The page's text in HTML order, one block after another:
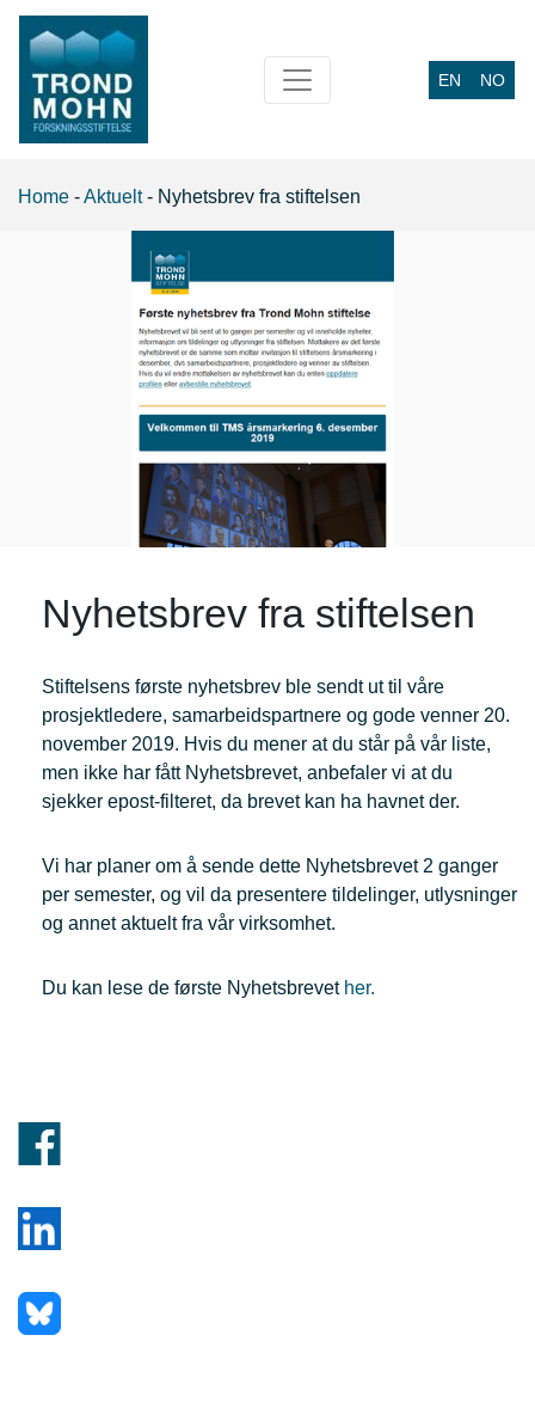
Main Navigation EN NO
Home -Aktuelt- Nyhetsbrev fra stiftelsen
Nyhetsbrev fra stiftelsen
Stiftelsens første nyhetsbrev ble sendt ut til våre
prosjektledere, samarbeidspartnere og gode venner 20.
november 2019. Hvis du mener at du står på vår liste,
men ikke har fått Nyhetsbrevet, anbefaler vi at du
sjekker epost-filteret, da brevet kan ha havnet der.
Vi har planer om å sende dette Nyhetsbrevet 2 ganger
per semester, og vil da presentere tildelinger, utlysninger
og annet aktuelt fra vår virksomhet.
Du kan lese de første Nyhetsbrevet her.